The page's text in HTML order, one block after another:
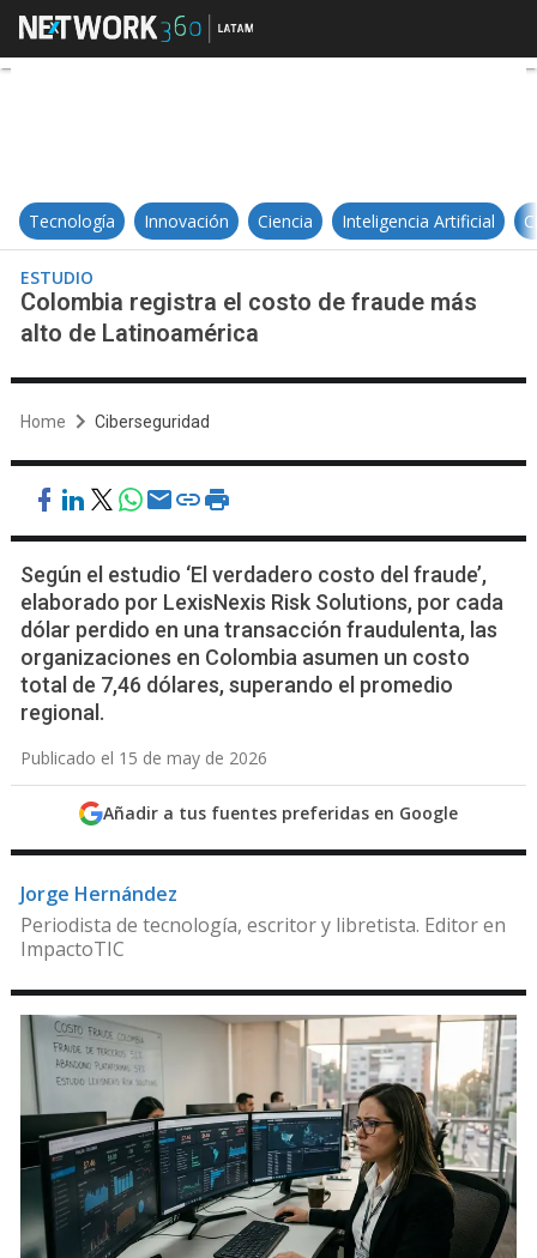
Colombia registra el costo de
Tecnología Innovación Ciencia Inteligencia Artificial
ESTUDIO
Colombia registra el costo de fraude más
alto de Latinoamérica
Home Ciberseguridad
Según el estudio ‘El verdadero costo del fraude’,
elaborado por LexisNexis Risk Solutions, por cada
dólar perdido en una transacción fraudulenta, las
organizaciones en Colombia asumen un costo
total de 7,46 dólares, superando el promedio
regional.
Publicado el 15 de may de 2026
Añadir a tus fuentes preferidas en Google
Jorge Hernández
Periodista de tecnología, escritor y libretista. Editor en
ImpactoTIC